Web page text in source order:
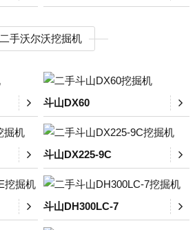
二手沃尔沃挖掘机
斗山DX60
斗山DX225-9C
斗山DH300LC-7